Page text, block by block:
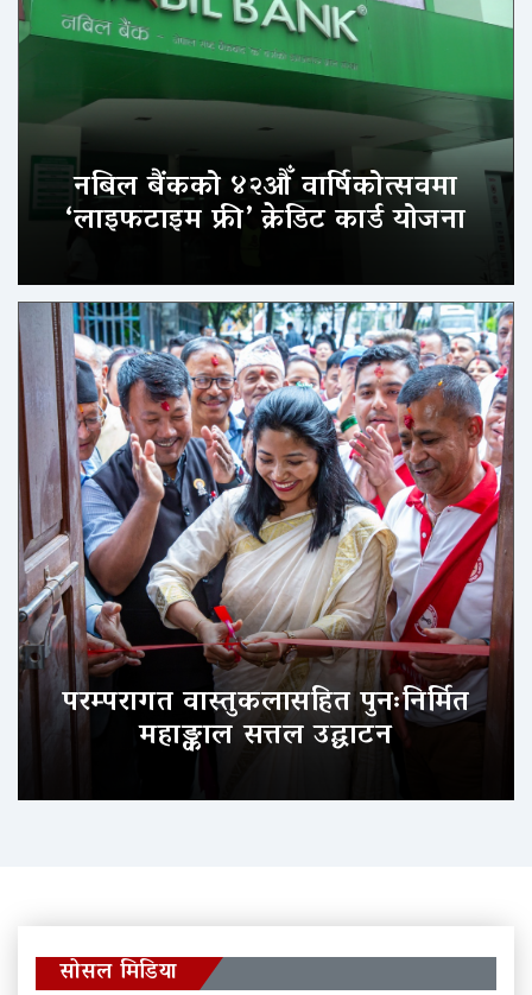
नबिल बैंकको ४२औँ वार्षिकोत्सवमा
‘लाइफटाइम फ्री’ क्रेडिट कार्ड योजना
परम्परागत वास्तुकलासहित पुनःनिर्मित
महाङ्काल सत्तल उद्घाटन
सोसल मिडिया